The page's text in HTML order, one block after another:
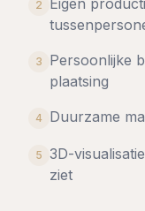
2
3
Persoonlijke
plaatsing
4 Duurzame
5 3D-
ziet